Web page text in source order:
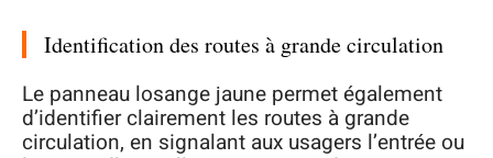
Identification des routes à grande circulation
Le panneau losange jaune permet également
d’identifier clairement les routes à grande
circulation, en signalant aux usagers l’entrée ou